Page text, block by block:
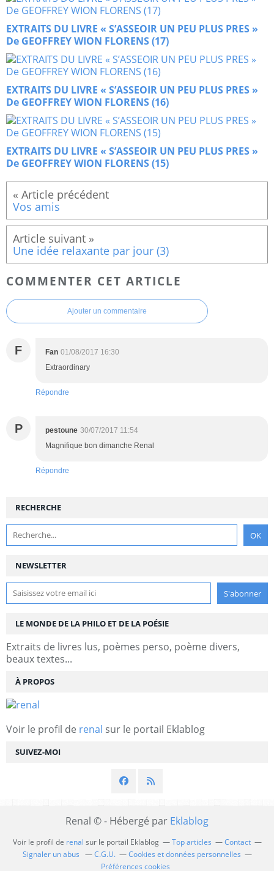
EXTRAITS DU LIVRE « S’ASSEOIR UN PEU PLUS PRES »
De GEOFFREY WION FLORENS (17)
EXTRAITS DU LIVRE « S’ASSEOIR UN PEU PLUS PRES »
De GEOFFREY WION FLORENS (16)
EXTRAITS DU LIVRE « S’ASSEOIR UN PEU PLUS PRES »
De GEOFFREY WION FLORENS (15)
Vos amis
Une idée relaxante par jour (3)
COMMENTER CET ARTICLE
Ajouter un commentaire
F Fan 01/08/2017 16:30
Extraordinary
Répondre
P pestoune 30/07/2017 11:54
Magnifique bon dimanche Renal
Répondre
NEWSLETTER
SUIVEZ-MOI
RECHERCHE
LE MONDE DE LA PHILO ET DE LA POÉSIE
Extraits de livres lus, poèmes perso, poème divers,
beaux textes...
À PROPOS
Voir le profil de renal sur le portail Eklablog
Renal © - Hébergé par Eklablog
Voir le profil de renal sur le portail Eklablog Top articles
Contact
Signaler un abus
C.G.U.
Cookies et données personnelles
Préférences cookies